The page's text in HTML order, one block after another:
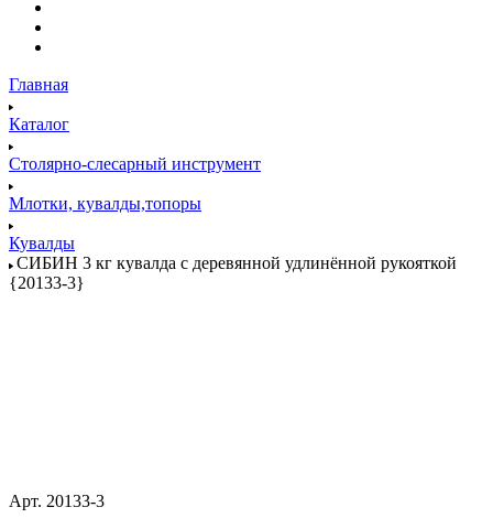
Главная
Каталог
Столярно-слесарный инструмент
Млотки, кувалды,топоры
Кувалды
СИБИН 3 кг кувалда с деревянной удлинённой рукояткой
{20133-3}
Арт. 20133-3